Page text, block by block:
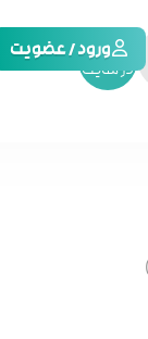
جستجو
در سایت
ورود / عضویت